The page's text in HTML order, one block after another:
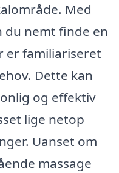
Med
nemt finde en
er familiariseret
Dette kan
og effektiv
lige netop
Uanset om
massage